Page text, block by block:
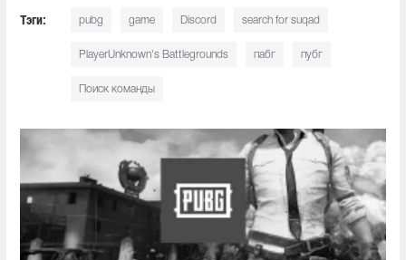
Тэги: pubg game Discord search for suqad
PlayerUnknown's Battlegrounds пабг пубг
Поиск команды